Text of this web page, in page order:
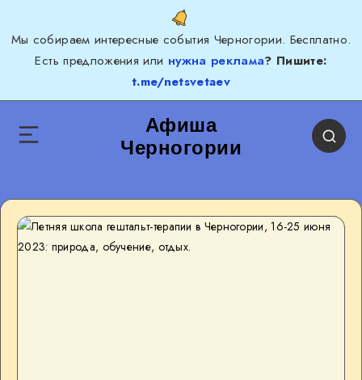
Мы собираем интересные события Черногории. Бесплатно.
Есть предложения или нужна реклама? Пишите:
t.me/netsvetaev
Афиша
Черногории